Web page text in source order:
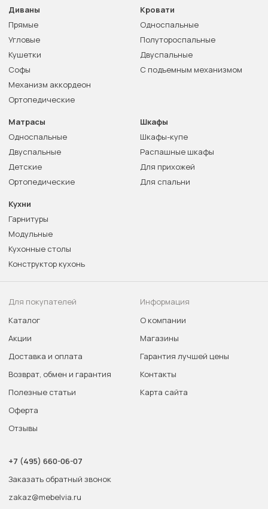
Диваны
Прямые
Угловые
Кушетки
Софы
Механизм аккордеон
Ортопедические
Кровати
Односпальные
Полутороспальные
Двуспальные
С подъемным механизмом
Матрасы
Односпальные
Двуспальные
Детские
Ортопедические
Шкафы
Шкафы-купе
Распашные шкафы
Для прихожей
Для спальни
Кухни
Гарнитуры
Модульные
Кухонные столы
Конструктор кухонь
Для покупателей
Каталог
Акции
Доставка и оплата
Возврат, обмен и гарантия
Полезные статьи
Оферта
Отзывы
Информация
О компании
Магазины
Гарантия лучшей цены
Контакты
Карта сайта
+7 (495) 660-06-07
Заказать обратный звонок
zakaz@mebelvia.ru